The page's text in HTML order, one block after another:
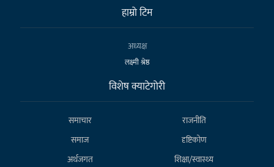
हाम्राे टिम
अध्यक्ष
लक्ष्मी श्रेष्ठ
विशेष क्याटेगाेरी
समाचार
राजनीति
समाज
दृष्टिकोण
अर्थजगत
शिक्षा/स्वास्थ्य